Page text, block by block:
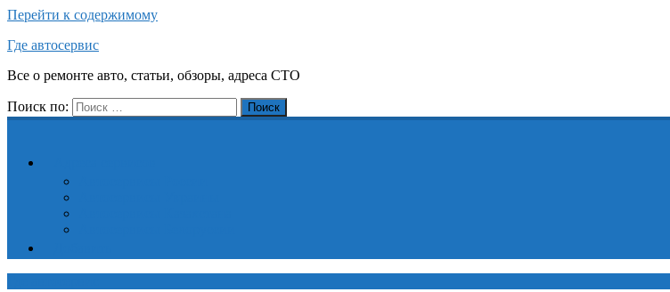
Перейти к содержимому
Где автосервис
Все о ремонте авто, статьи, обзоры, адреса СТО
Поиск по: Поиск